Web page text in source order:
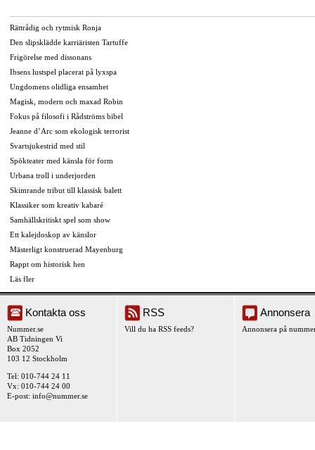
Rättrådig och rytmisk Ronja
Den slipsklädde karriäristen Tartuffe
Frigörelse med dissonans
Ibsens lustspel placerat på lyxspa
Ungdomens olidliga ensamhet
Magisk, modern och maxad Robin
Fokus på filosofi i Rådströms bibel
Jeanne d’Arc som ekologisk terrorist
Svartsjukestrid med stil
Spökteater med känsla för form
Urbana troll i underjorden
Skimrande tribut till klassisk balett
Klassiker som kreativ kabaré
Samhällskritiskt spel som show
Ett kalejdoskop av känslor
Mästerligt konstruerad Mayenburg
Rappt om historisk hen
Läs fler
Kontakta oss
Nummer.se
AB Tidningen Vi
Box 2052
103 12 Stockholm
Tel: 010-744 24 11
Vx: 010-744 24 00
E-post: info@nummer.se
RSS
Vill du ha RSS feeds?
Annonsera
Annonsera på